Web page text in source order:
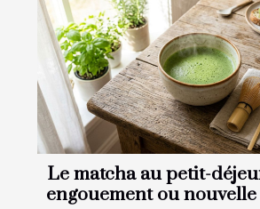
Le matcha au petit-
engouement ou